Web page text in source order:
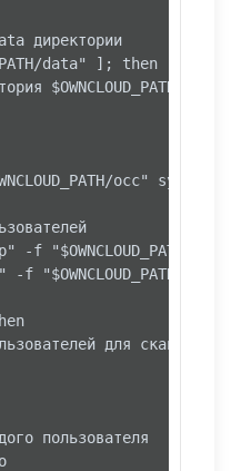
директории
data" ]; then
$OWNCLOUD_PATH/data
occ"
-f
-f
для
пользователя